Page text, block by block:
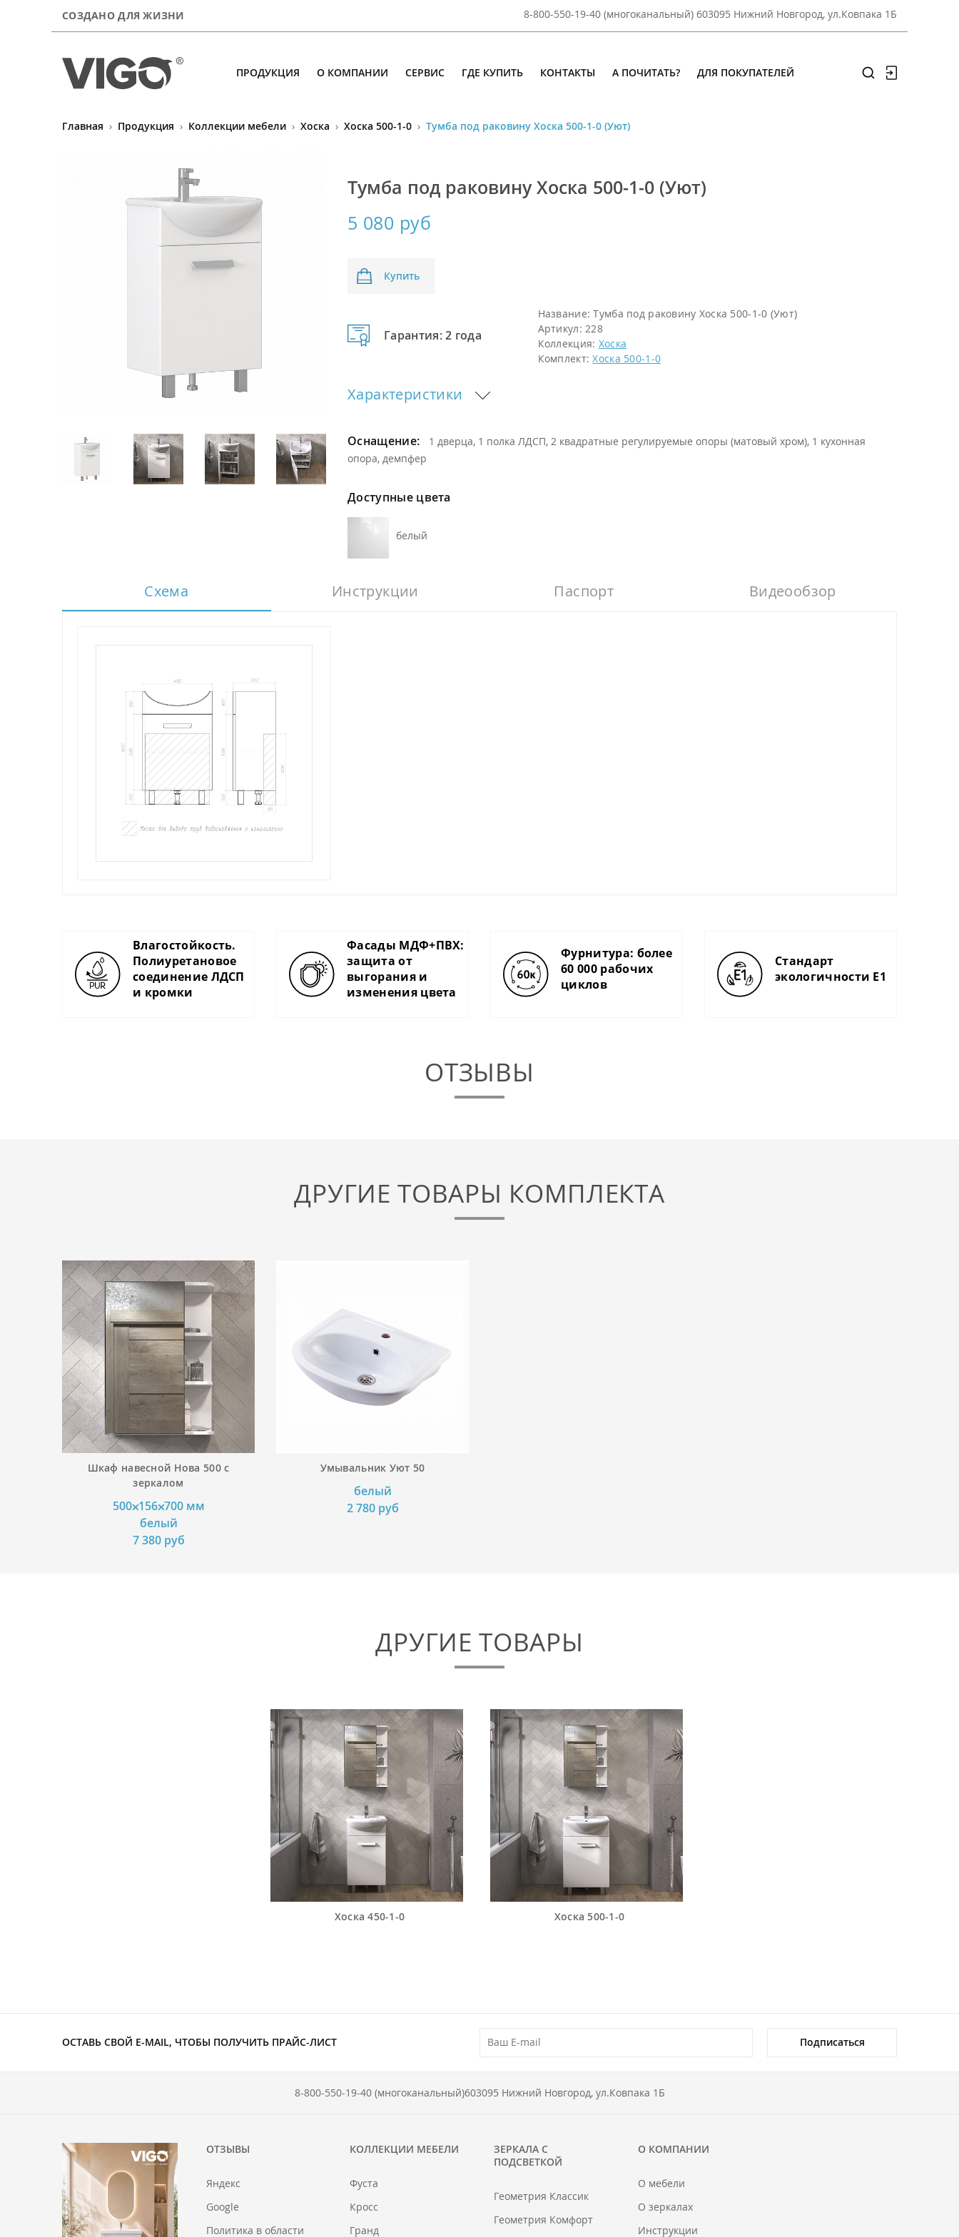
СОЗДАНО ДЛЯ ЖИЗНИ 8-800-550-19-40 (многоканальный) 603095 Нижний Новгород, ул.Ковпака 1Б
ПРОДУКЦИЯ О КОМПАНИИ СЕРВИС ГДЕ КУПИТЬ КОНТАКТЫ А ПОЧИТАТЬ? ДЛЯ ПОКУПАТЕЛЕЙ
ПродукцияГлавная › Продукция › Коллекции мебели › Хоска › Хоска 500-1-0 › Тумба под раковину Хоска 500-1-0 (Уют)
Тумба под раковину Хоска 500-1-0 (Уют)
5 080 руб
Купить
Гарантия: 2 года
Название: Тумба под раковину Хоска 500-1-0 (Уют)
Артикул: 228
Коллекция: Хоска
Комплект: Хоска 500-1-0
Характеристики
Оснащение:
1 дверца, 1 полка ЛДСП, 2 квадратные регулируемые опоры (матовый хром), 1 кухонная
опора, демпфер
Доступные цвета
белый
Схема Инструкции Паспорт Видеообзор
Влагостойкость.
Полиуретановое
соединение ЛДСП
и кромки
Фасады МДФ+ПВХ:
защита от
выгорания и
изменения цвета
Фурнитура: более
60 000 рабочих
циклов
Стандарт
экологичности Е1
ОТЗЫВЫ
ДРУГИЕ ТОВАРЫ КОМПЛЕКТА
Шкаф навесной Нова 500 с
зеркалом
500⨉156⨉700 мм
белый
7 380 руб
Умывальник Уют 50
белый
2 780 руб
ДРУГИЕ ТОВАРЫ
Хоска 450-1-0 Хоска 500-1-0
ОСТАВЬ СВОЙ E-MAIL, ЧТОБЫ ПОЛУЧИТЬ ПРАЙС-ЛИСТ Подписаться
8-800-550-19-40 (многоканальный)603095 Нижний Новгород, ул.Ковпака 1Б
ОТЗЫВЫ
Яндекс
Google
Политика в области
КОЛЛЕКЦИИ МЕБЕЛИ
Фуста
Кросс
Гранд
ЗЕРКАЛА С
ПОДСВЕТКОЙ
Геометрия Классик
Геометрия Комфорт
О КОМПАНИИ
О мебели
О зеркалах
Инструкции